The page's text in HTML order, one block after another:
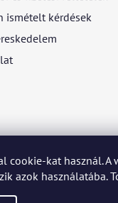
cookie-kat használ.
azok használatába.
ismételt kérdések
Język polski
Nederlands